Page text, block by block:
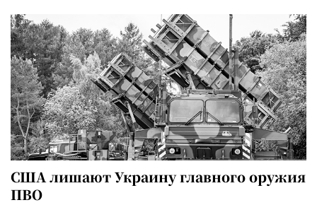
США лишают Украину главного оружия
ПВО